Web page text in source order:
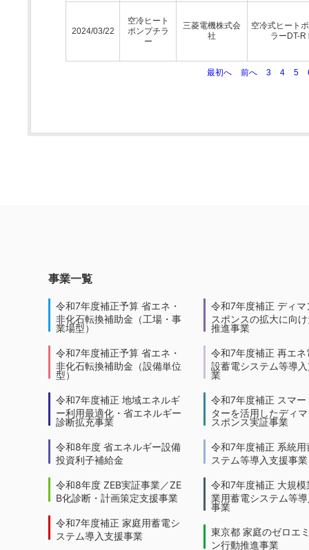
2024/03/22
空冷ヒート
ポンプチラ
ー
三菱電機株式会
社
空冷式ヒート
ラーDT-
最初へ 前へ 3 4 5
事業一覧
令和7年度補正予算 省エネ・
非化石転換補助金（工場・事
業場型）
令和7年度補正予算 省エネ・
非化石転換補助金（設備単位
型）
令和7年度補正 地域エネルギ
ー利用最適化・省エネルギー
診断拡充事業
令和8年度 省エネルギー設備
投資利子補給金
令和8年度 ZEB実証事業／ZE
B化診断・計画策定支援事業
令和7年度補正 家庭用蓄電シ
ステム導入支援事業
令和7年度補正 ディマ
スポンスの拡大に向
推進事業
令和7年度補正 再エネ
設蓄電システム等導
業
令和7年度補正 スマー
ターを活用したディ
スポンス実証事業
令和7年度補正 系統用
ステム等導入支援事業
令和7年度補正 大規模
業用蓄電システム等
事業
東京都 家庭のゼロエ
ン行動推進事業